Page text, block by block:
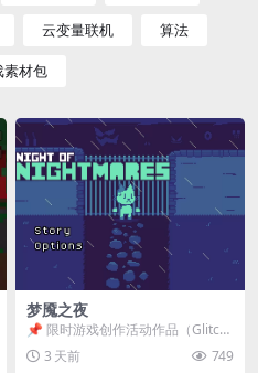
云变量联机 算法
素材包
梦魇之夜
📌 限时游戏创作活动作品（Glitch
Game Jam） 📖 故事背景 怪物四...
3 天前 749